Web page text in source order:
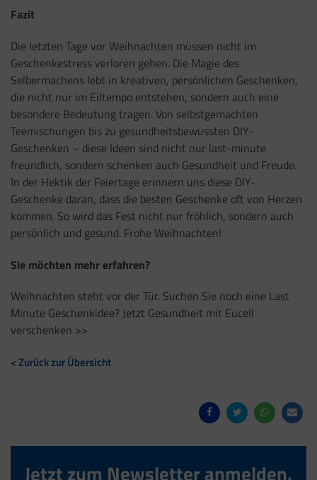
Fazit
Die letzten Tage vor Weihnachten müssen nicht im
Geschenkestress verloren gehen. Die Magie des
Selbermachens lebt in kreativen, persönlichen Geschenken,
die nicht nur im Eiltempo entstehen, sondern auch eine
besondere Bedeutung tragen. Von selbstgemachten
Teemischungen bis zu gesundheitsbewussten DIY-
Geschenken – diese Ideen sind nicht nur last-minute
freundlich, sondern schenken auch Gesundheit und Freude.
In der Hektik der Feiertage erinnern uns diese DIY-
Geschenke daran, dass die besten Geschenke oft von Herzen
kommen. So wird das Fest nicht nur fröhlich, sondern auch
persönlich und gesund. Frohe Weihnachten!
Sie möchten mehr erfahren?
Weihnachten steht vor der Tür. Suchen Sie noch eine Last
Minute Geschenkidee? Jetzt Gesundheit mit Eucell
verschenken >>
< Zurück zur Übersicht
Jetzt zum Newsletter anmelden.